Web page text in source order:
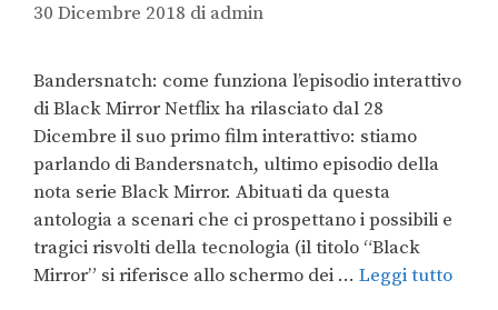
30 Dicembre 2018 di admin
Bandersnatch: come funziona l’episodio interattivo
di Black Mirror Netflix ha rilasciato dal 28
Dicembre il suo primo film interattivo: stiamo
parlando di Bandersnatch, ultimo episodio della
nota serie Black Mirror. Abituati da questa
antologia a scenari che ci prospettano i possibili e
tragici risvolti della tecnologia (il titolo “Black
Mirror” si riferisce allo schermo dei … Leggi tutto